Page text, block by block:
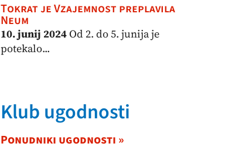
Tokrat je Vzajemnost preplavila
Neum
10. junij 2024Od 2. do 5. junija je
potekalo...
Klub ugodnosti
Ponudniki ugodnosti »